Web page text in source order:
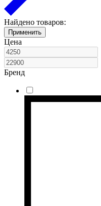
Найдено товаров:
Применить
Цена
Бренд